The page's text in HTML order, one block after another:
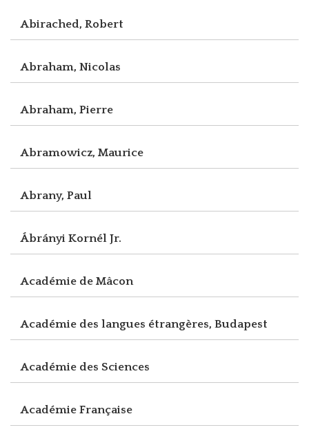
Abirached, Robert
Abraham, Nicolas
Abraham, Pierre
Abramowicz, Maurice
Abrany, Paul
Ábrányi Kornél Jr.
Académie de Mâcon
Académie des langues étrangères, Budapest
Académie des Sciences
Académie Française